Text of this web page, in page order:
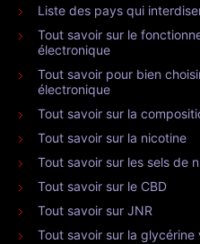
Liste des pays qui
Tout savoir sur le
électronique
Tout savoir pour bien
électronique
Tout savoir sur la
Tout savoir sur la nicotine
Tout savoir sur les sels de
Tout savoir sur le CBD
Tout savoir sur JNR
Tout savoir sur la glycérine